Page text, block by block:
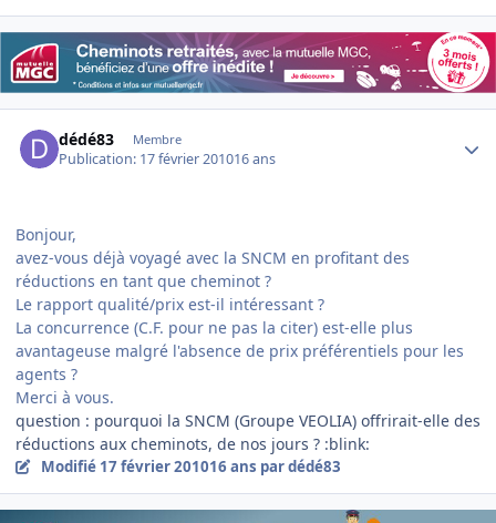
dédé83 Membre
Publication: 17 février 201016 ans
Bonjour,
avez-vous déjà voyagé avec la SNCM en profitant des
réductions en tant que cheminot ?
Le rapport qualité/prix est-il intéressant ?
La concurrence (C.F. pour ne pas la citer) est-elle plus
avantageuse malgré l'absence de prix préférentiels pour les
agents ?
Merci à vous.
question : pourquoi la SNCM (Groupe VEOLIA) offrirait-elle des
réductions aux cheminots, de nos jours ? :blink:
Modifié 17 février 201016 ans par dédé83